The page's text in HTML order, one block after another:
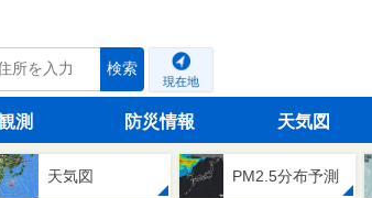
検索
現在地
測 防災情報 天気図
天気図 PM2.5分布予測